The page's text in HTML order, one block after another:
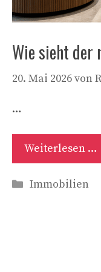
Wie sieht der
20. Mai 2026von
…
Weiterlesen …
Kategorien
Immobilien